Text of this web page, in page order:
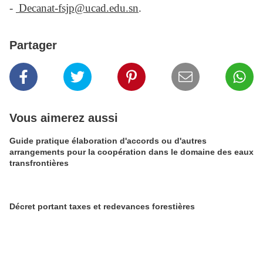
- Decanat-fsjp@ucad.edu.sn.
Partager
Vous aimerez aussi
Guide pratique élaboration d'accords ou d'autres
arrangements pour la coopération dans le domaine des eaux
transfrontières
Décret portant taxes et redevances forestières